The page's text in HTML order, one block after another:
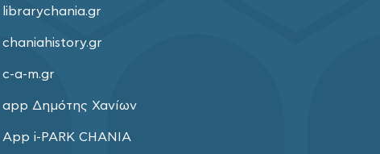
librarychania.gr
chaniahistory.gr
c-a-m.gr
app Δημότης Χανίων
App i-PARK CHANIA